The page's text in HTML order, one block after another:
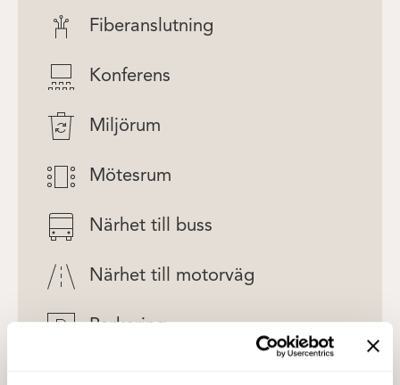
Fiberanslutning
Konferens
Miljörum
Mötesrum
Närhet till buss
Närhet till motorväg
Parkering